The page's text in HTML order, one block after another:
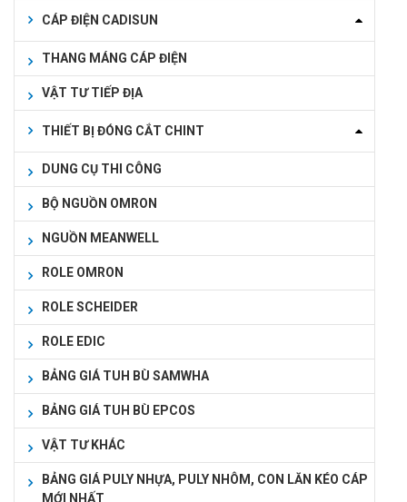
CÁP ĐIỆN CADISUN
THANG MÁNG CÁP ĐIỆN
VẬT TƯ TIẾP ĐỊA
THIẾT BỊ ĐÓNG CẮT CHINT
DUNG CỤ THI CÔNG
BỘ NGUỒN OMRON
NGUỒN MEANWELL
ROLE OMRON
ROLE SCHEIDER
ROLE EDIC
BẢNG GIÁ TUH BÙ SAMWHA
BẢNG GIÁ TUH BÙ EPCOS
VẬT TƯ KHÁC
BẢNG GIÁ PULY NHỰA, PULY NHÔM, CON LĂN KÉO CÁP
MỚI NHẤT